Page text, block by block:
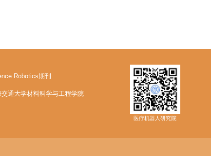
Robotics期刊
交通大学材料科学与工程学院
医疗机器人研究院